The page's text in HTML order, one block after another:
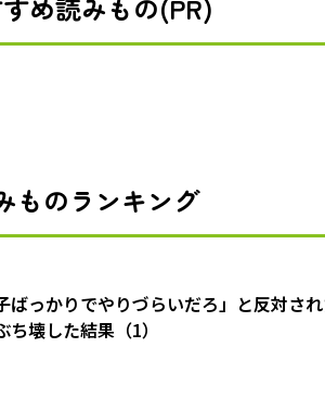
め読みもの(PR)
ものランキング
ばっかりでやりづらいだろ」と反対さ
壊した結果（1）